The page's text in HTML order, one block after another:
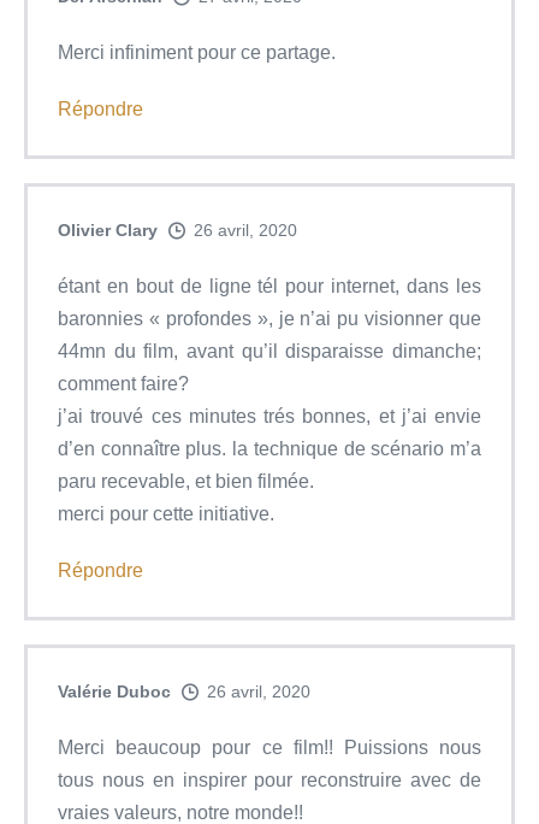
Merci infiniment pour ce partage.
Répondre
Olivier Clary 26 avril, 2020
étant en bout de ligne tél pour internet, dans les
baronnies « profondes », je n’ai pu visionner que
44mn du film, avant qu’il disparaisse dimanche;
comment faire?
j’ai trouvé ces minutes trés bonnes, et j’ai envie
d’en connaître plus. la technique de scénario m’a
paru recevable, et bien filmée.
merci pour cette initiative.
Répondre
Valérie Duboc 26 avril, 2020
Merci beaucoup pour ce film!! Puissions nous
tous nous en inspirer pour reconstruire avec de
vraies valeurs, notre monde!!